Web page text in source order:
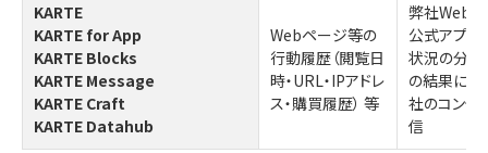
KARTE
KARTE for App
KARTE Blocks
KARTE Message
KARTE Craft
KARTE Datahub
Webページ等の
行動履歴（閲覧日
時・URL・IPアドレ
ス・購買履歴） 等
弊社Webペ
公式アプリ
状況の分析
の結果に基
社のコンテ
信